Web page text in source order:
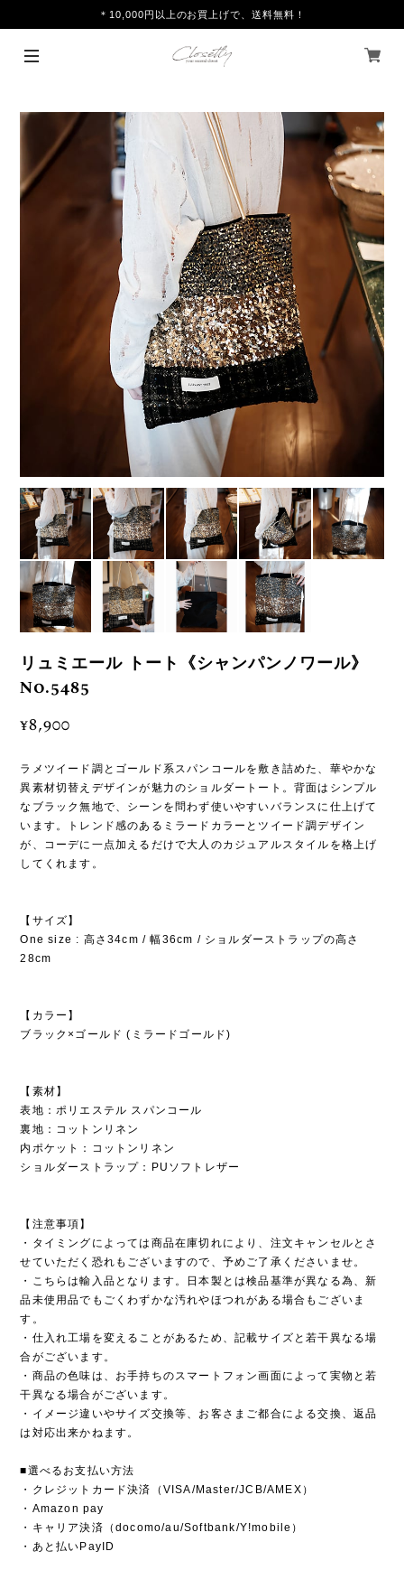
＊10,000円以上のお買上げで、送料無料！
リュミエール トート《シャンパンノワール》
No.5485
¥8,900
ラメツイード調とゴールド系スパンコールを敷き詰めた、華やかな
異素材切替えデザインが魅力のショルダートート。背面はシンプル
なブラック無地で、シーンを問わず使いやすいバランスに仕上げて
います。トレンド感のあるミラードカラーとツイード調デザイン
が、コーデに一点加えるだけで大人のカジュアルスタイルを格上げ
してくれます。
【サイズ】
One size : 高さ34cm / 幅36cm / ショルダーストラップの高さ
28cm
【カラー】
ブラック×ゴールド (ミラードゴールド)
【素材】
表地：ポリエステル スパンコール
裏地：コットンリネン
内ポケット：コットンリネン
ショルダーストラップ：PUソフトレザー
【注意事項】
・タイミングによっては商品在庫切れにより、注文キャンセルとさ
せていただく恐れもございますので、予めご了承くださいませ。
・こちらは輸入品となります。日本製とは検品基準が異なる為、新
品未使用品でもごくわずかな汚れやほつれがある場合もございま
す。
・仕入れ工場を変えることがあるため、記載サイズと若干異なる場
合がございます。
・商品の色味は、お手持ちのスマートフォン画面によって実物と若
干異なる場合がございます。
・イメージ違いやサイズ交換等、お客さまご都合による交換、返品
は対応出来かねます。
■選べるお支払い方法
・クレジットカード決済（VISA/Master/JCB/AMEX）
・Amazon pay
・キャリア決済（docomo/au/Softbank/Y!mobile）
・あと払いPayID